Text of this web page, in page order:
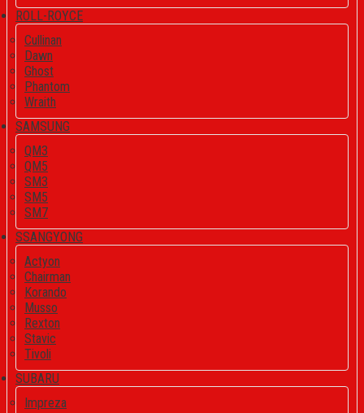
ROLL-ROYCE
Cullinan
Dawn
Ghost
Phantom
Wraith
SAMSUNG
QM3
QM5
SM3
SM5
SM7
SSANGYONG
Actyon
Chairman
Korando
Musso
Rexton
Stavic
Tivoli
SUBARU
Impreza